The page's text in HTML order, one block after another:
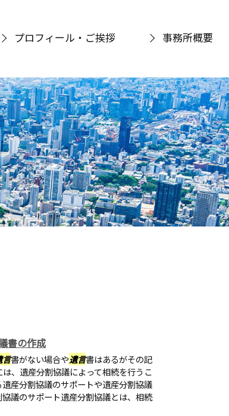
プロフィール・ご挨拶 事務所概要
書の作成
言書がない場合や遺言書はあるがその記
、遺産分割協議によって相続を行うこ
産分割協議のサポートや遺産分割協議
議のサポート遺産分割協議とは、相続